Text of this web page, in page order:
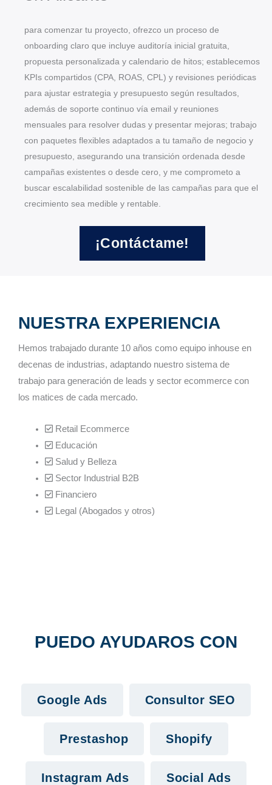
para comenzar tu proyecto, ofrezco un proceso de
onboarding claro que incluye auditoría inicial gratuita,
propuesta personalizada y calendario de hitos; establecemos
KPIs compartidos (CPA, ROAS, CPL) y revisiones periódicas
para ajustar estrategia y presupuesto según resultados,
además de soporte continuo vía email y reuniones
mensuales para resolver dudas y presentar mejoras; trabajo
con paquetes flexibles adaptados a tu tamaño de negocio y
presupuesto, asegurando una transición ordenada desde
campañas existentes o desde cero, y me comprometo a
buscar escalabilidad sostenible de las campañas para que el
crecimiento sea medible y rentable.
¡Contáctame!
NUESTRA EXPERIENCIA
Hemos trabajado durante 10 años como equipo inhouse en
decenas de industrias, adaptando nuestro sistema de
trabajo para generación de leads y sector ecommerce con
los matices de cada mercado.
Retail Ecommerce
Educación
Salud y Belleza
Sector Industrial B2B
Financiero
Legal (Abogados y otros)
PUEDO AYUDAROS CON
Google Ads Consultor SEO
Prestashop Shopify
Instagram Ads Social Ads